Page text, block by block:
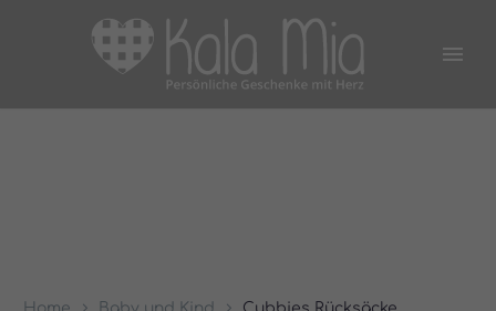
Home Baby und Kind Cubbies Rücksäcke